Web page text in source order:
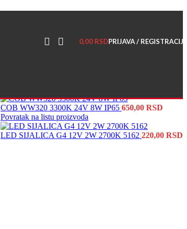
0,00 RSDPRIJAVA /
COB WW320 3300K 24V 8W IP65 650,00 RSD
Povratak na listu proizvoda
LED SIJALICA G4 12V 2W 2700K 5162 220,00 RSD